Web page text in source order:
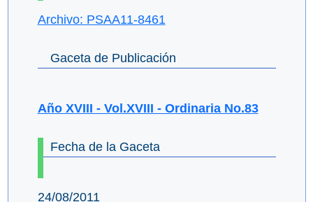
Archivo: PSAA11-8461
Gaceta de Publicación
Año XVIII - Vol.XVIII - Ordinaria No.83
Fecha de la Gaceta
24/08/2011